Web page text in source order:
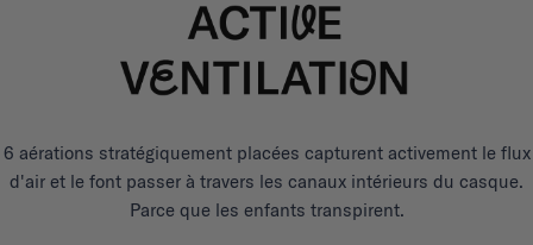
6 aérations stratégiquement placées capturent activement le flux
d'air et le font passer à travers les canaux intérieurs du casque.
Parce que les enfants transpirent.